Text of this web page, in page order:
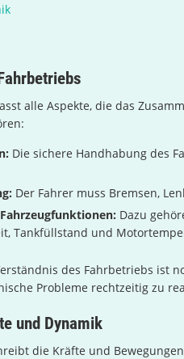
alle Aspekte, die das
Die sichere Handhabung des
Der Fahrer muss Bremsen,
Dazu
Tankfüllstand und
des Fahrbetriebs ist
Probleme rechtzeitig zu
und Dynamik
die Kräfte und